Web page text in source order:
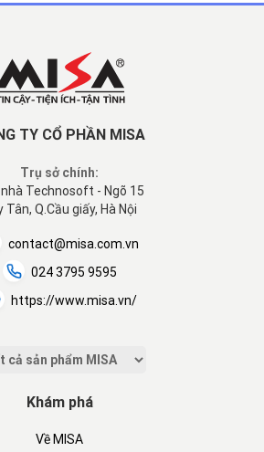
TY CỔ PHẦN MISA
Trụ sở chính:
Technosoft - Ngõ 15
Tân, Q.Cầu giấy, Hà Nội
contact@misa.com.vn
024 3795 9595
https://www.misa.vn/
Khám phá
Về MISA